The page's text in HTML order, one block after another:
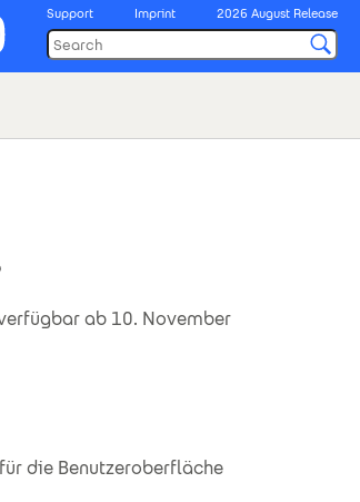
Support Imprint 2026 August Release
ab 10. November
die Benutzeroberfläche